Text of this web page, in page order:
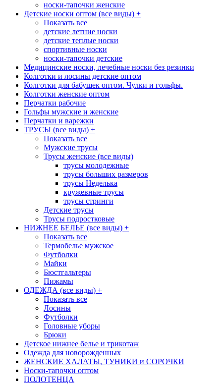
носки-тапочки женские
Детские носки оптом (все виды) +
Показать все
детские летние носки
детские теплые носки
спортивные носки
носки-тапочки детские
Медицинские носки, лечебные носки без резинки
Колготки и лосины детские оптом
Колготки для бабушек оптом. Чулки и гольфы.
Колготки женские оптом
Перчатки рабочие
Гольфы мужские и женские
Перчатки и варежки
ТРУСЫ (все виды) +
Показать все
Мужские трусы
Трусы женские (все виды)
трусы молодежные
трусы больших размеров
трусы Неделька
кружевные трусы
трусы стринги
Детские трусы
Трусы подростковые
НИЖНЕЕ БЕЛЬЕ (все виды) +
Показать все
Термобелье мужское
Футболки
Майки
Бюстгальтеры
Пижамы
ОДЕЖДА (все виды) +
Показать все
Лосины
Футболки
Головные уборы
Брюки
Детское нижнее белье и трикотаж
Одежда для новорожденных
ЖЕНСКИЕ ХАЛАТЫ, ТУНИКИ и СОРОЧКИ
Носки-тапочки оптом
ПОЛОТЕНЦА